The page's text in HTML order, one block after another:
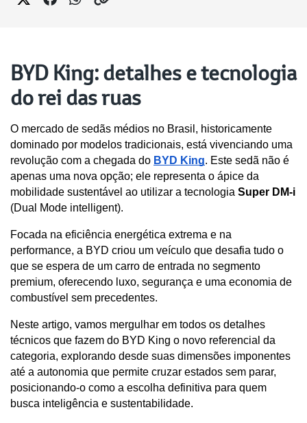
BYD King: detalhes e tecnologia
do rei das ruas
O mercado de sedãs médios no Brasil, historicamente
dominado por modelos tradicionais, está vivenciando uma
revolução com a chegada do BYD King. Este sedã não é
apenas uma nova opção; ele representa o ápice da
mobilidade sustentável ao utilizar a tecnologia Super DM-i
(Dual Mode intelligent).
Focada na eficiência energética extrema e na
performance, a BYD criou um veículo que desafia tudo o
que se espera de um carro de entrada no segmento
premium, oferecendo luxo, segurança e uma economia de
combustível sem precedentes.
Neste artigo, vamos mergulhar em todos os detalhes
técnicos que fazem do BYD King o novo referencial da
categoria, explorando desde suas dimensões imponentes
até a autonomia que permite cruzar estados sem parar,
posicionando-o como a escolha definitiva para quem
busca inteligência e sustentabilidade.